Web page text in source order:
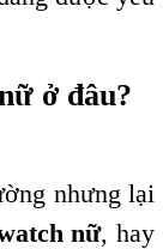
ở đâu?
nhưng lại
nữ, hay